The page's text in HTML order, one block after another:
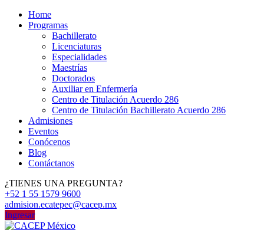
Home
Programas
Bachillerato
Licenciaturas
Especialidades
Maestrías
Doctorados
Auxiliar en Enfermería
Centro de Titulación Acuerdo 286
Centro de Titulación Bachillerato Acuerdo 286
Admisiones
Eventos
Conócenos
Blog
Contáctanos
¿TIENES UNA PREGUNTA?
+52 1 55 1579 9600
admision.ecatepec@cacep.mx
Ingresar